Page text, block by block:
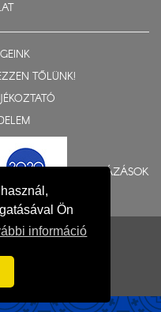
Ön
információ
TŐLÜNK!
BERUHÁZÁSOK
Egyházmegye
Norbert